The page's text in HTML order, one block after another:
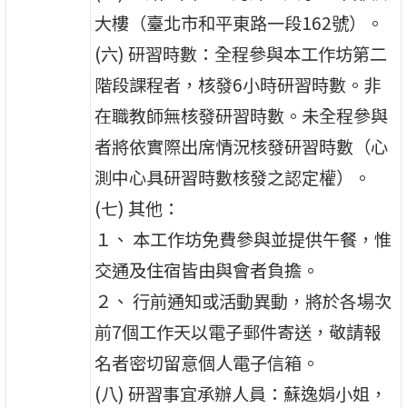
大樓（臺北市和平東路一段162號）。
(六) 研習時數：全程參與本工作坊第二
階段課程者，核發6小時研習時數。非
在職教師無核發研習時數。未全程參與
者將依實際出席情況核發研習時數（心
測中心具研習時數核發之認定權）。
(七) 其他：
１、 本工作坊免費參與並提供午餐，惟
交通及住宿皆由與會者負擔。
２、 行前通知或活動異動，將於各場次
前7個工作天以電子郵件寄送，敬請報
名者密切留意個人電子信箱。
(八) 研習事宜承辦人員：蘇逸娟小姐，